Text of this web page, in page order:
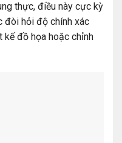
thực, điều này cực kỳ
đòi hỏi độ chính xác
kế đồ họa hoặc chỉnh